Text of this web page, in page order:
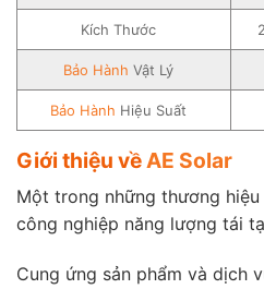
Kích Thước
Bảo Hành Vật Lý
Bảo Hành Hiệu Suất
Giới thiệu về AE Solar
Một trong những thương
công nghiệp năng lượng tái
Cung ứng sản phẩm và dịch